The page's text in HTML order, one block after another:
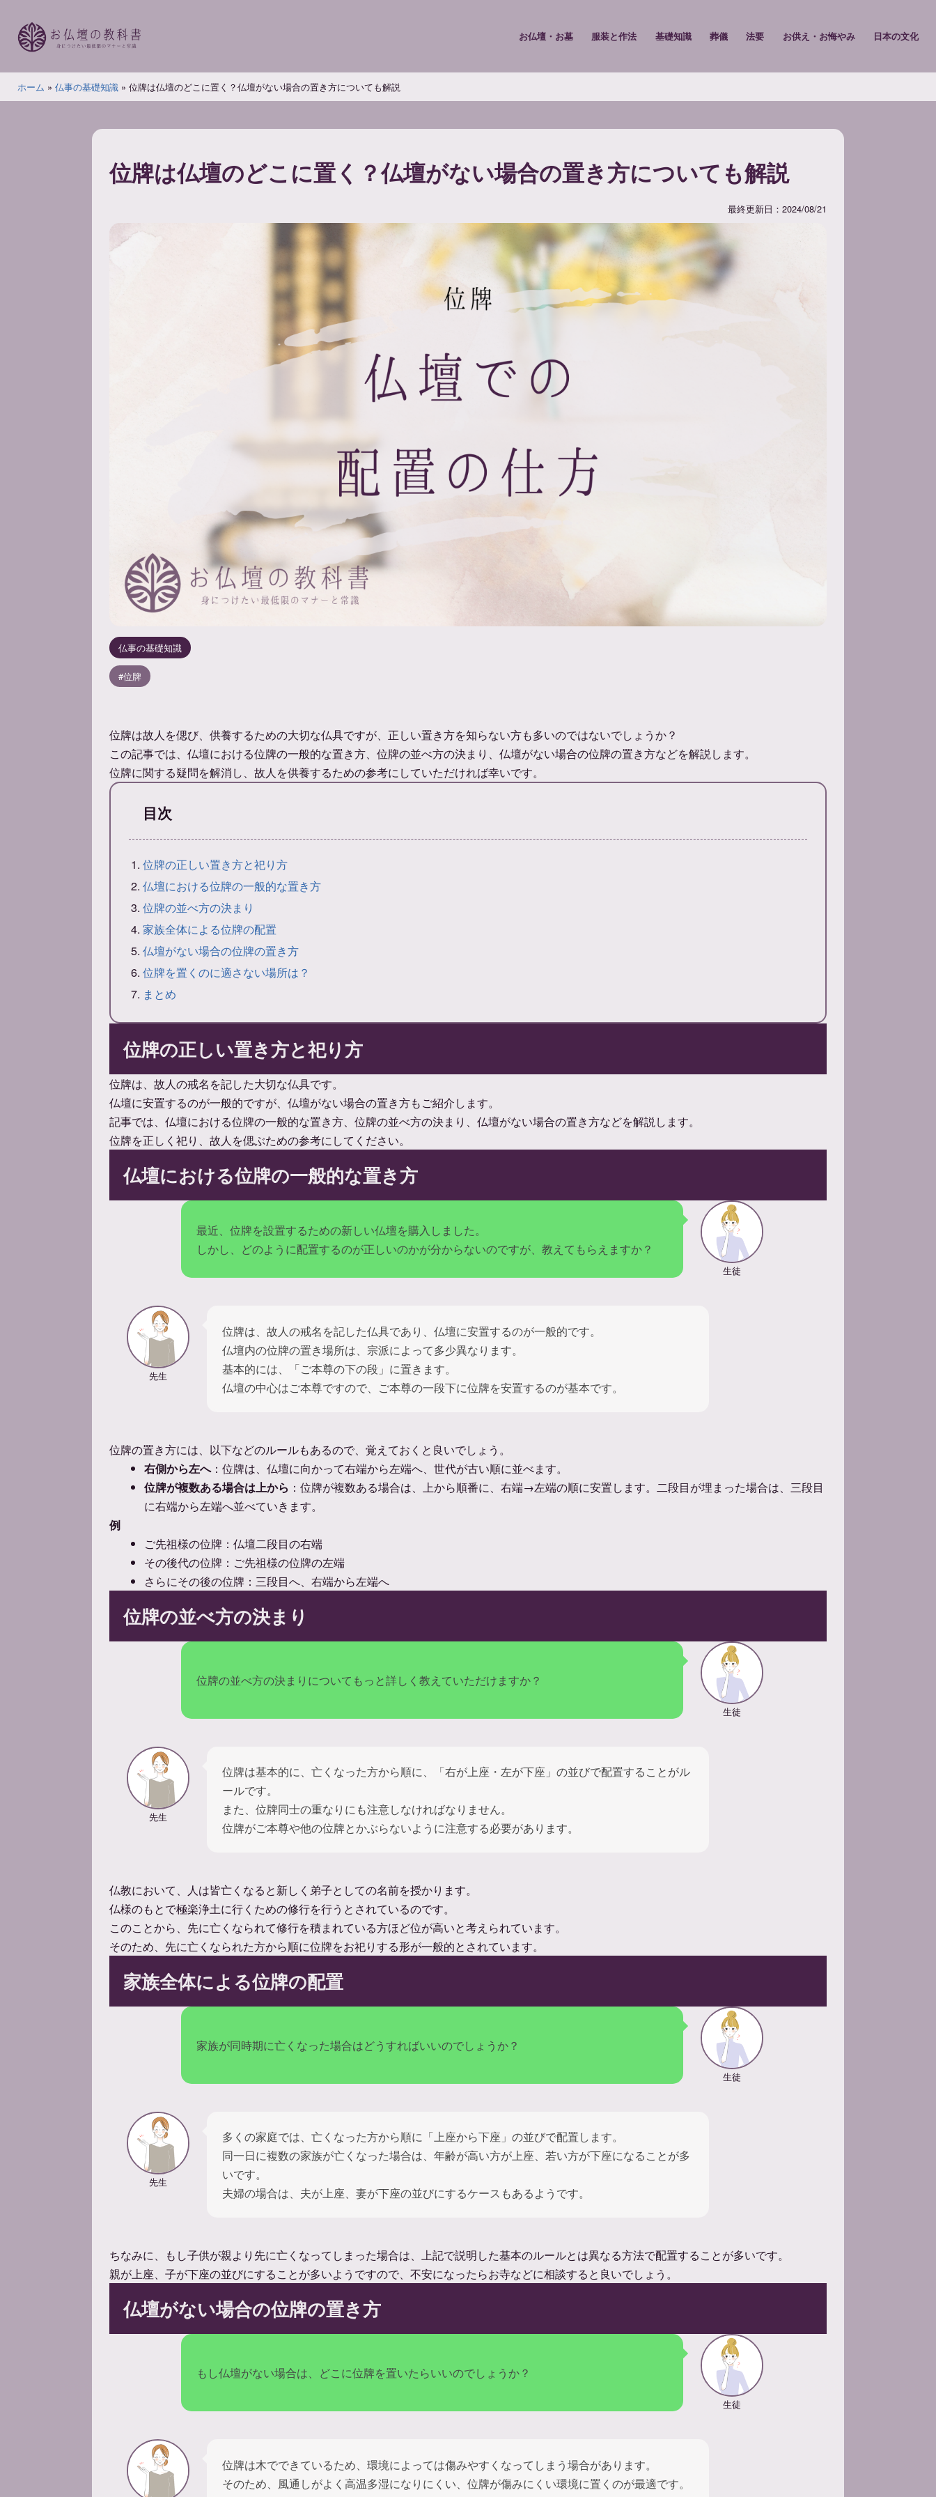
へ
お
仏
お仏壇・お墓 服装と作法 基礎知識 葬儀 法要 お供え・お悔やみ 日本の文化
ホーム » 仏事の基礎知識 » 位牌は仏壇のどこに置く？仏壇がない場合の置き方についても解説
位牌は仏壇のどこに置く？仏壇がない場合の置き方についても解説
最終更新日：2024/08/21
仏事の基礎知識
位牌
位牌は故人を偲び、供養するための大切な仏具ですが、正しい置き方を知らない方も多いのではないでしょうか？
この記事では、仏壇における位牌の一般的な置き方、位牌の並べ方の決まり、仏壇がない場合の位牌の置き方などを解説します。
位牌に関する疑問を解消し、故人を供養するための参考にしていただければ幸いです。
目次
位牌の正しい置き方と祀り方
仏壇における位牌の一般的な置き方
位牌の並べ方の決まり
家族全体による位牌の配置
仏壇がない場合の位牌の置き方
位牌を置くのに適さない場所は？
まとめ
位牌の正しい置き方と祀り方
位牌は、故人の戒名を記した大切な仏具です。
仏壇に安置するのが一般的ですが、仏壇がない場合の置き方もご紹介します。
記事では、仏壇における位牌の一般的な置き方、位牌の並べ方の決まり、仏壇がない場合の置き方などを解説します。
位牌を正しく祀り、故人を偲ぶための参考にしてください。
仏壇における位牌の一般的な置き方
最近、位牌を設置するための新しい仏壇を購入しました。
しかし、どのように配置するのが正しいのかが分からないのですが、教えてもらえますか？
生徒
先生
位牌は、故人の戒名を記した仏具であり、仏壇に安置するのが一般的です。
仏壇内の位牌の置き場所は、宗派によって多少異なります。
基本的には、「ご本尊の下の段」に置きます。
仏壇の中心はご本尊ですので、ご本尊の一段下に位牌を安置するのが基本です。
位牌の置き方には、以下などのルールもあるので、覚えておくと良いでしょう。
右側から左へ：位牌は、仏壇に向かって右端から左端へ、世代が古い順に並べます。
位牌が複数ある場合は上から ：位牌が複数ある場合は、上から順番に、右端→左端の順に安置します。二段目が埋まった場合は、三段目
に右端から左端へ並べていきます。
例
ご先祖様の位牌：仏壇二段目の右端
その後代の位牌：ご先祖様の位牌の左端
さらにその後の位牌：三段目へ、右端から左端へ
位牌の並べ方の決まり
位牌の並べ方の決まりについてもっと詳しく教えていただけますか？
生徒
先生
位牌は基本的に、亡くなった方から順に、「右が上座・左が下座」の並びで配置することがル
ールです。
また、位牌同士の重なりにも注意しなければなりません。
位牌がご本尊や他の位牌とかぶらないように注意する必要があります。
仏教において、人は皆亡くなると新しく弟子としての名前を授かります。
仏様のもとで極楽浄土に行くための修行を行うとされているのです。
このことから、先に亡くなられて修行を積まれている方ほど位が高いと考えられています。
そのため、先に亡くなられた方から順に位牌をお祀りする形が一般的とされています。
家族全体による位牌の配置
家族が同時期に亡くなった場合はどうすればいいのでしょうか？
生徒
先生
多くの家庭では、亡くなった方から順に「上座から下座」の並びで配置します。
同一日に複数の家族が亡くなった場合は、年齢が高い方が上座、若い方が下座になることが多
いです。
夫婦の場合は、夫が上座、妻が下座の並びにするケースもあるようです。
ちなみに、もし子供が親より先に亡くなってしまった場合は、上記で説明した基本のルールとは異なる方法で配置することが多いです。
親が上座、子が下座の並びにすることが多いようですので、不安になったらお寺などに相談すると良いでしょう。
仏壇がない場合の位牌の置き方
もし仏壇がない場合は、どこに位牌を置いたらいいのでしょうか？
生徒
位牌は木でできているため、環境によっては傷みやすくなってしまう場合があります。
そのため、風通しがよく高温多湿になりにくい、位牌が傷みにくい環境に置くのが最適です。